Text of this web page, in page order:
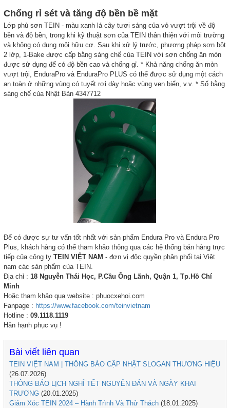
Chống rỉ sét và tăng độ bền bề mặt
Lớp phủ sơn TEIN - màu xanh lá cây tươi sáng của vỏ vượt trội về độ
bền và độ bền, trong khi kỹ thuật sơn của TEIN thân thiện với môi trường
và không có dung môi hữu cơ. Sau khi xử lý trước, phương pháp sơn bột
2 lớp, 1-Bake được cấp bằng sáng chế của TEIN với sơn chống ăn mòn
được sử dụng để có độ bền cao và chống gỉ. * Khả năng chống ăn mòn
vượt trội, EnduraPro và EnduraPro PLUS có thể được sử dụng một cách
an toàn ở những vùng có tuyết rơi dày hoặc vùng ven biển, v.v. * Số bằng
sáng chế của Nhật Bản 4347712
Để có được sự tư vấn tốt nhất với sản phẩm Endura Pro và Endura Pro
Plus, khách hàng có thể tham khảo thông qua các hệ thống bán hàng trực
tiếp của công ty TEIN VIỆT NAM - đơn vị độc quyền phân phối tại Việt
nam các sản phẩm của TEIN.
Địa chỉ : 18 Nguyễn Thái Học, P.Cầu Ông Lãnh, Quận 1, Tp.Hồ Chí
Minh
Hoặc tham khảo qua website : phuocxehoi.com
Fanpage : https://www.facebook.com/teinvietnam
Hotline : 09.1118.1119
Hân hạnh phục vụ !
Bài viết liên quan
TEIN VIỆT NAM | THÔNG BÁO CẬP NHẬT SLOGAN THƯƠNG HIỆU
(26.07.2026)
THÔNG BÁO LỊCH NGHỈ TẾT NGUYÊN ĐÁN VÀ NGÀY KHAI
TRƯƠNG(20.01.2025)
Giảm Xóc TEIN 2024 – Hành Trình Và Thử Thách(18.01.2025)